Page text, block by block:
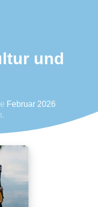
und
Februar 2026